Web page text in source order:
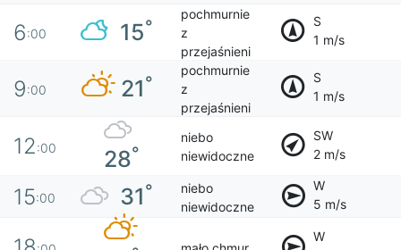
6:00 15°
pochmurnie
z
przejaśnieni
S
1 m/s
9:00 21°
pochmurnie
z
przejaśnieni
S
1 m/s
12:00 28°
niebo
niewidoczne
SW
2 m/s
15:00 31°
niebo
niewidoczne
W
5 m/s
W